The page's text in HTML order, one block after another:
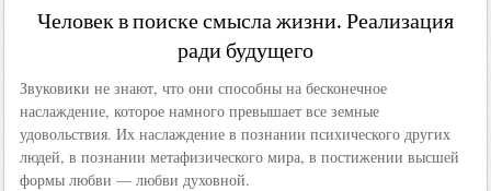
Человек в поиске смысла жизни. Реализация
ради будущего
Звуковики не знают, что они способны на бесконечное
наслаждение, которое намного превышает все земные
удовольствия. Их наслаждение в познании психического других
людей, в познании метафизического мира, в постижении высшей
формы любви — любви духовной.